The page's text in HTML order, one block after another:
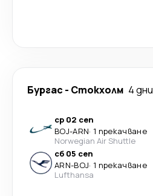
Бургас - Стoкхолм 4 дни
ср 02 сеп
BOJ-ARN· 1 прекачване
Norwegian Air Shuttle
сб 05 сеп
ARN-BOJ· 1 прекачване
Lufthansa